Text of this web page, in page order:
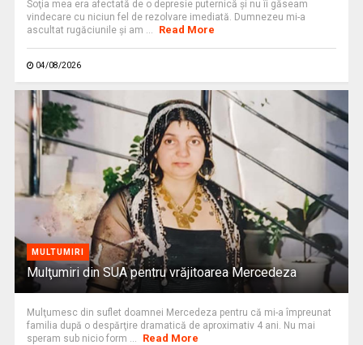
Soţia mea era afectată de o depresie puternică şi nu îi găseam
vindecare cu niciun fel de rezolvare imediată. Dumnezeu mi-a
ascultat rugăciunile şi am ...
Read More
04/08/2026
MULTUMIRI
Mulţumiri din SUA pentru vrăjitoarea Mercedeza
Mulţumesc din suflet doamnei Mercedeza pentru că mi-a împreunat
familia după o despărţire dramatică de aproximativ 4 ani. Nu mai
speram sub nicio form ...
Read More